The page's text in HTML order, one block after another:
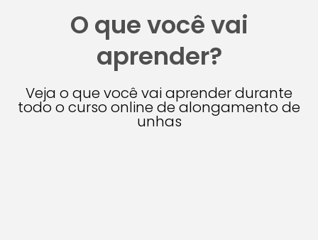
O que você vai
aprender?
Veja o que você vai aprender durante
todo o curso online de alongamento de
unhas